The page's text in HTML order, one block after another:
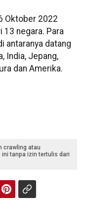
Oktober 2022
negara. Para
antaranya datang
India, Jepang,
dan Amerika.
crawling atau
tanpa izin tertulis dari